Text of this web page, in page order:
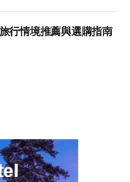
行情境推薦與選購指南